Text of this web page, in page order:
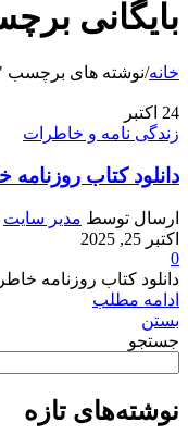
بایگانی
خانه/نوشته های برچسب
24 اکتبر
زندگی نامه و خاطرات
دانلود کتاب
ارسال توسط مدیر سایت
اکتبر 25, 2025
0
دانلود کتاب روزنامه
ادامه مطلب
بستن
جستجو
نوشته‌های تازه